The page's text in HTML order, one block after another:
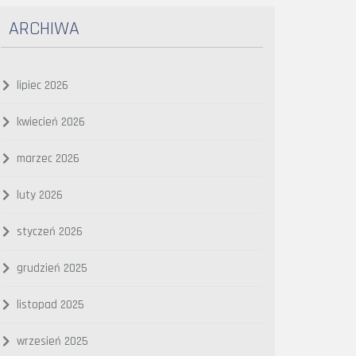
ARCHIWA
lipiec 2026
kwiecień 2026
marzec 2026
luty 2026
styczeń 2026
grudzień 2025
listopad 2025
wrzesień 2025